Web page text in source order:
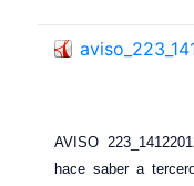
AVISO
hace saber a